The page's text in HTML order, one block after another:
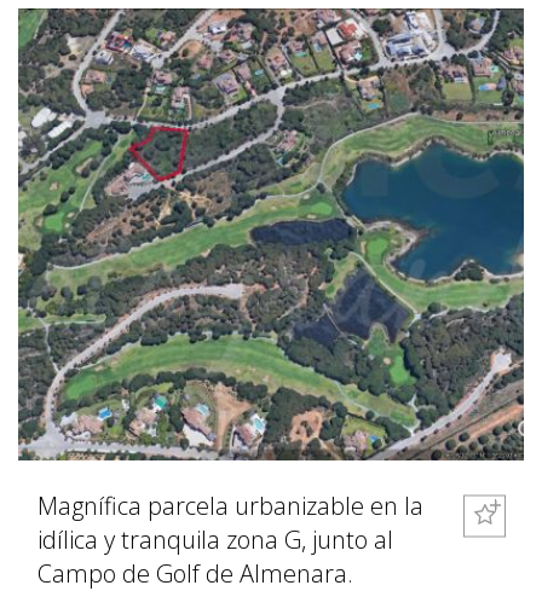
Magnífica parcela urbanizable en la
idílica y tranquila zona G, junto al
Campo de Golf de Almenara.